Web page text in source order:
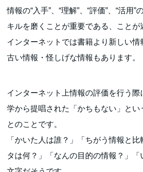
情報の“入手”、“理解”、“評価”、“活用
キルを磨くことが重要である、ことが
インターネットでは書籍より新しい情
古い情報・怪しげな情報もあります。
インターネット上情報の評価を行う際
学から提唱された「かちもない」とい
とのことです。
「かいた人は誰？」「ちがう情報と
タは何？」「なんの目的の情報？」